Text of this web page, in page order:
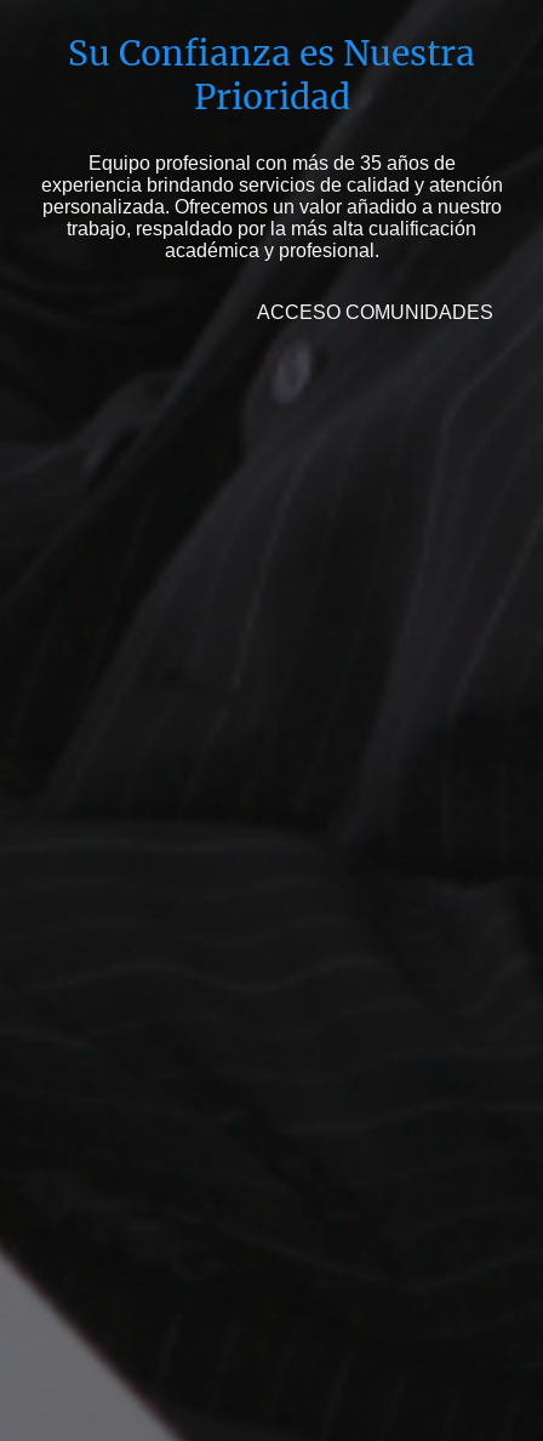
Su Confianza es Nuestra
Prioridad
Equipo profesional con más de 35 años de
experiencia brindando servicios de calidad y atención
personalizada. Ofrecemos un valor añadido a nuestro
trabajo, respaldado por la más alta cualificación
académica y profesional.
ACCESO COMUNIDADES